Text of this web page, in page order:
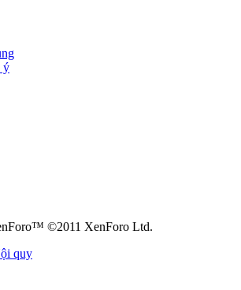
ý
©2011 XenForo Ltd.
quy